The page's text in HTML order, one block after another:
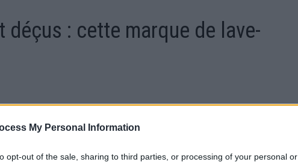
My Personal Information
opt-out of the sale, sharing to third parties, or processing of your personal or
: cette marque de lave-
même pas ce produit »… Les consommateurs sont